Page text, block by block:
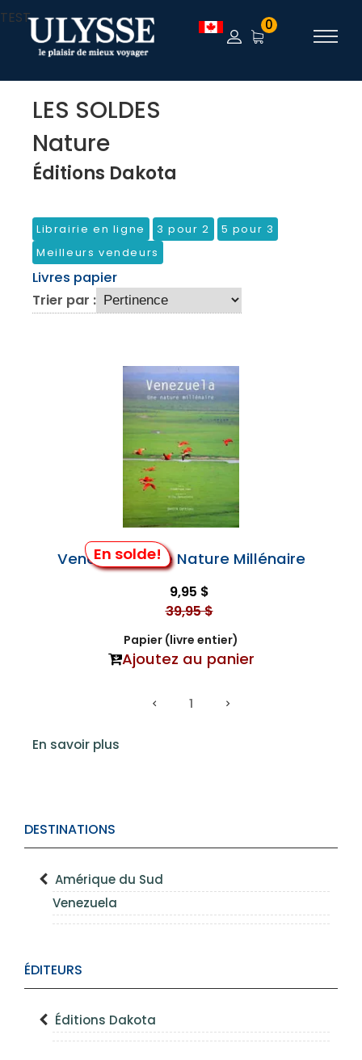
TEST 0
DESTINATIONS
Amérique du Sud
Venezuela
ÉDITEURS
Éditions Dakota
LES SOLDES
Nature
Éditions Dakota
Librairie en ligne 3 pour 2
5 pour 3
Meilleurs vendeurs
Livres papier
Trier par :
En solde!
Venezuela, une Nature Millénaire
9,95 $
39,95 $
Papier (livre entier)
Ajoutez au panier
1
En savoir plus